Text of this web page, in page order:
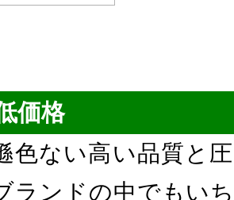
価格
色ない高い品質と
ランドの中でもい